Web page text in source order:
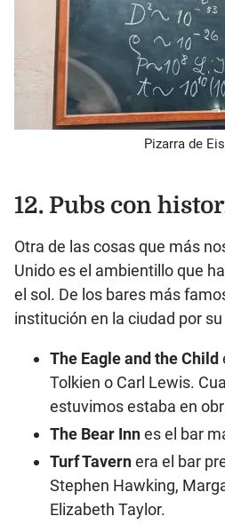
Pizarra de
12. Pubs con
Otra de las cosas que más
Unido es el ambientillo que
el sol. De los bares más
institución en la ciudad por
The Eagle and the Child
Tolkien o Carl Lewis.
estuvimos estaba en
The Bear Innes el bar
Turf Tavernera el bar
Stephen Hawking,
Elizabeth Taylor.